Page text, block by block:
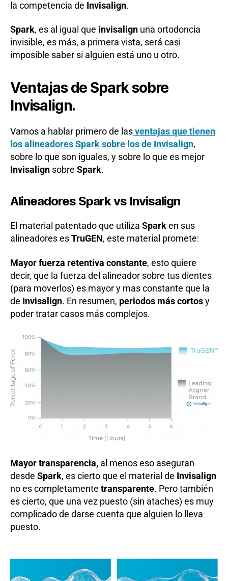
la competencia de Invisalign.
Spark, es al igual que invisalign una ortodoncia
invisible, es más, a primera vista, será casi
imposible saber si alguien está uno u otro.
Ventajas de Spark sobre
Invisalign.
Vamos a hablar primero de lasventajas que tienen
los alineadores Spark sobre los de Invisalign,
sobre lo que son iguales, y sobre lo que es mejor
Invisalign sobre Spark.
Alineadores Spark vs Invisalign
El material patentado que utiliza Sparken sus
alineadores esTruGEN, este material promete:
Mayor fuerza retentiva constante, esto quiere
decir, que la fuerza del alineador sobre tus dientes
(para moverlos) es mayor y mas constante que la
de Invisalign. En resumen, periodos más cortosy
poder tratar casos más complejos.
Mayor transparencia, al menos eso aseguran
desde Spark, es cierto que el material de Invisalign
no es completamente transparente. Pero también
es cierto, que una vez puesto (sin ataches) es muy
complicado de darse cuenta que alguien lo lleva
puesto.